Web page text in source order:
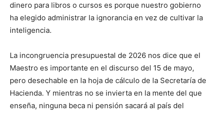
dinero para libros o cursos es porque nuestro gobierno
ha elegido administrar la ignorancia en vez de cultivar la
inteligencia.
La incongruencia presupuestal de 2026 nos dice que el
Maestro es importante en el discurso del 15 de mayo,
pero desechable en la hoja de cálculo de la Secretaría de
Hacienda. Y mientras no se invierta en la mente del que
enseña, ninguna beca ni pensión sacará al país del